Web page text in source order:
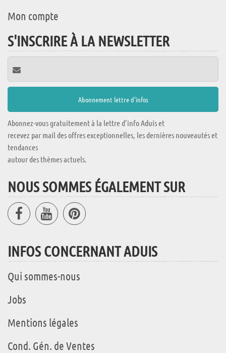
Mon compte
S'INSCRIRE À LA NEWSLETTER
Abonnez-vous gratuitement à la lettre d'info Aduis et
recevez par mail des offres exceptionnelles, les dernières nouveautés et
tendances
autour des thèmes actuels.
NOUS SOMMES ÉGALEMENT SUR
INFOS CONCERNANT ADUIS
Qui sommes-nous
Jobs
Mentions légales
Cond. Gén. de Ventes